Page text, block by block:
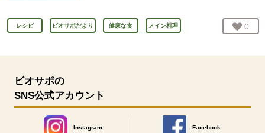
レシピ ビオサポだより 健康な食 メイン料理 お気
0
ビオサポの
SNS公式アカウント
Instagram
別のウィンドウで開きます。
Facebook
別のウィンドウで開きます